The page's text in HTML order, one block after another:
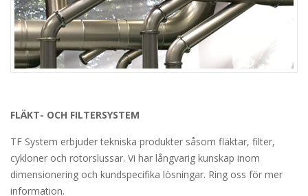
FLÄKT- OCH FILTERSYSTEM
TF System erbjuder tekniska produkter såsom fläktar, filter,
cykloner och rotorslussar. Vi har långvarig kunskap inom
dimensionering och kundspecifika lösningar. Ring oss för mer
information.